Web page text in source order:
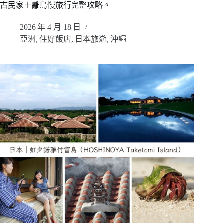
古民家＋離島慢旅行完整攻略。
2026 年 4 月 18 日
亞洲, 住好飯店, 日本旅遊, 沖繩